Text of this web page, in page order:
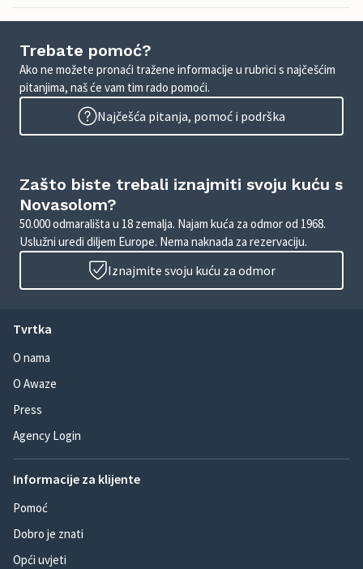
Trebate pomoć?
Ako ne možete pronaći tražene informacije u rubrici s najčešćim
pitanjima, naš će vam tim rado pomoći.
Najčešća pitanja, pomoć i podrška
Zašto biste trebali iznajmiti svoju kuću s
Novasolom?
50.000 odmarališta u 18 zemalja. Najam kuća za odmor od 1968.
Uslužni uredi diljem Europe. Nema naknada za rezervaciju.
Iznajmite svoju kuću za odmor
Tvrtka
O nama
O Awaze
Press
Agency Login
Informacije za klijente
Pomoć
Dobro je znati
Opći uvjeti